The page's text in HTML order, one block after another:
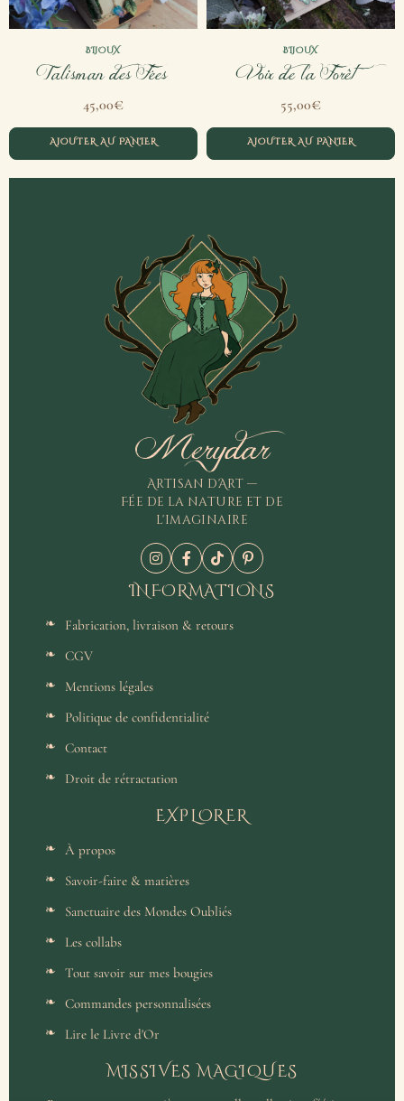
BIJOUX
Talisman des Fées
45,00€
AJOUTER AU PANIER
BIJOUX
Voix de la Forêt
55,00€
AJOUTER AU PANIER
Merydar
Artisan d'Art —
Fée de la nature et de
l'imaginaire
INFORMATIONS
Fabrication, livraison & retours
CGV
Mentions légales
Politique de confidentialité
Contact
Droit de rétractation
EXPLORER
À propos
Savoir-faire & matières
Sanctuaire des Mondes Oubliés
Les collabs
Tout savoir sur mes bougies
Commandes personnalisées
Lire le Livre d'Or
MISSIVES MAGIQUES